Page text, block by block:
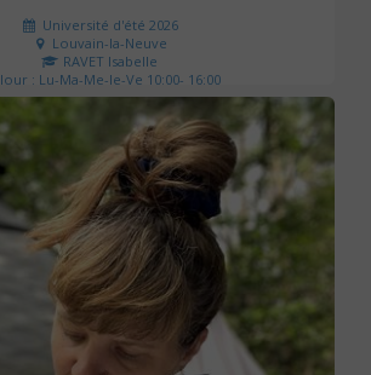
Université d'été 2026
Louvain-la-Neuve
RAVET Isabelle
Jour : Lu-Ma-Me-Je-Ve 10:00- 16:00
Nombre de séances : 2